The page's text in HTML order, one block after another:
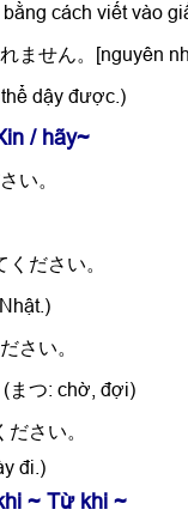
cách viết vào
ません。[nguyên
dậy được.)
/ hãy~
い。
ださい。
さい。
まつ: chờ, đợi)
ださい。
đi.)
~ Từ khi ~